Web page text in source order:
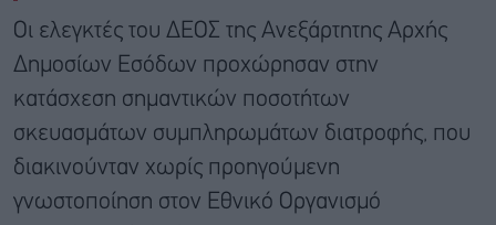
Οι ελεγκτές του ΔΕΟΣ της Ανεξάρτητης Αρχής
Δημοσίων Εσόδων προχώρησαν στην
κατάσχεση σημαντικών ποσοτήτων
σκευασμάτων συμπληρωμάτων διατροφής, που
διακινούνταν χωρίς προηγούμενη
γνωστοποίηση στον Εθνικό Οργανισμό